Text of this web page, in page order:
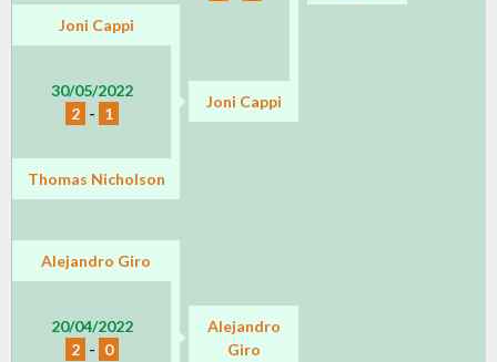
Joni Cappi
30/05/2022
2 - 1
Joni Cappi
Thomas Nicholson
Alejandro Giro
20/04/2022
2 - 0
Alejandro
Giro